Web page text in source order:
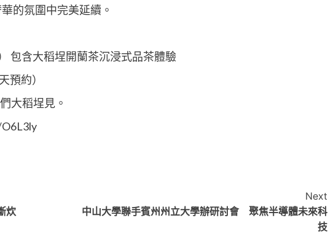
的氛圍中完美延續。
包含大稻埕開蘭茶沉浸式品茶體驗
預約）
大稻埕見。
炊
Next
中山大學聯手賓州州立大學辦研討會 聚焦半導體未來科
技